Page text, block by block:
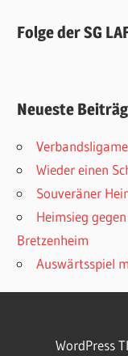
Folge der SG
Neueste
Wieder einen
Souveräner
Heimsieg
Bretzenheim
Auswärtsspiel
WordPress